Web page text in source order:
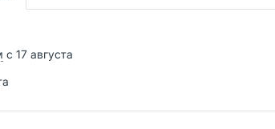
с 17 августа